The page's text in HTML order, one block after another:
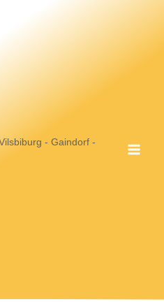
- Gaindorf -